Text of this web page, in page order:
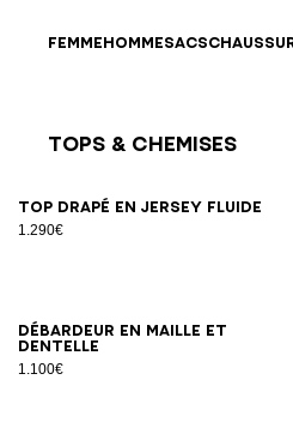
FEMMEHOMMESACS
Tops & Chemises
Top drapé en jersey fluide
1.290€
3436384042
Débardeur en maille et
dentelle
1.100€
3436 38 4042